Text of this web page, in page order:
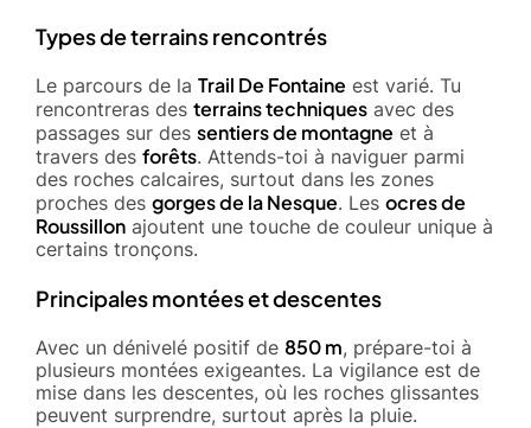
Types de terrains rencontrés
Le parcours de la Trail De Fontaine est varié. Tu
rencontreras des terrains techniques avec des
passages sur des sentiers de montagne et à
travers des forêts. Attends-toi à naviguer parmi
des roches calcaires, surtout dans les zones
proches des gorges de la Nesque. Les ocres de
Roussillon ajoutent une touche de couleur unique à
certains tronçons.
Principales montées et descentes
Avec un dénivelé positif de 850 m, prépare-toi à
plusieurs montées exigeantes. La vigilance est de
mise dans les descentes, où les roches glissantes
peuvent surprendre, surtout après la pluie.